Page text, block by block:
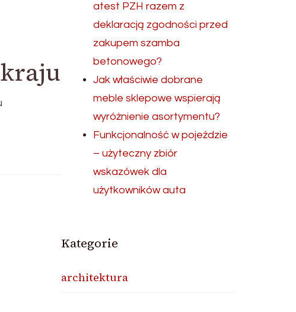
atest PZH razem z
deklaracją zgodności przed
zakupem szamba
betonowego?
Jak właściwie dobrane
meble sklepowe wspierają
wyróżnienie asortymentu?
Funkcjonalność w pojeździe
– użyteczny zbiór
wskazówek dla
użytkowników auta
Kategorie
architektura